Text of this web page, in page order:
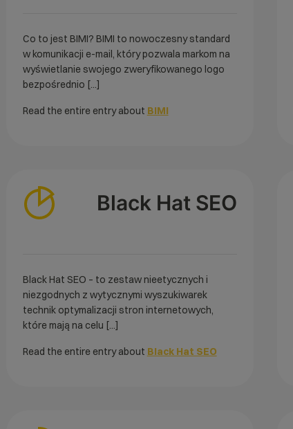
Co to jest BIMI? BIMI to nowoczesny standard
w komunikacji e-mail, który pozwala markom na
wyświetlanie swojego zweryfikowanego logo
bezpośrednio [...]
Read the entire entry about BIMI
Black Hat SEO
Black Hat SEO – to zestaw nieetycznych i
niezgodnych z wytycznymi wyszukiwarek
technik optymalizacji stron internetowych,
które mają na celu [...]
Read the entire entry about Black Hat SEO